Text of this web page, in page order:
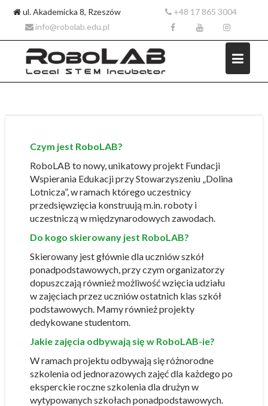
content
ul. Akademicka 8, Rzeszów
+48 17 865 3004
info@robolab.edu.pl
Czym jest RoboLAB?
RoboLAB to nowy, unikatowy projekt Fundacji
Wspierania Edukacji przy Stowarzyszeniu „Dolina
Lotnicza”, w ramach którego uczestnicy
przedsięwzięcia konstruują m.in. roboty i
uczestniczą w międzynarodowych zawodach.
Do kogo skierowany jest RoboLAB?
Skierowany jest głównie dla uczniów szkół
ponadpodstawowych, przy czym organizatorzy
dopuszczają również możliwość wzięcia udziału
w zajęciach przez uczniów ostatnich klas szkół
podstawowych. Mamy również projekty
dedykowane studentom.
Jakie zajęcia odbywają się w RoboLAB-ie?
W ramach projektu odbywają się różnorodne
szkolenia od jednorazowych zajęć dla każdego po
eksperckie roczne szkolenia dla drużyn w
wytypowanych szkołach ponadpodstawowych.